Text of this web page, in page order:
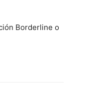
Borderline o